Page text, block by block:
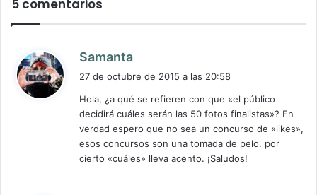
5 comentarios
Samanta
e
:
27 de octubre de 2015 a las 20:58
Hola, ¿a qué se refieren con que «el público
decidirá cuáles serán las 50 fotos finalistas»? En
verdad espero que no sea un concurso de «likes»,
esos concursos son una tomada de pelo. por
cierto «cuáles» lleva acento. ¡Saludos!